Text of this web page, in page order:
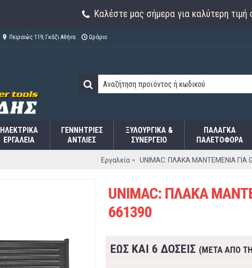
Καλέστε μας σήμερα για καλύτερη τιμή
Πειραιώς 119, Γκάζι Αθήνα Ωράριο
ΗΛΕΚΤΡΙΚΆ
ΕΡΓΑΛΕΊΑ
ΓΕΝΝΉΤΡΙΕΣ
ΑΝΤΛΊΕΣ
ΞΥΛΟΥΡΓΙΚΑ &
ΣΥΝΕΡΓΕΙΟ
ΠΑΛΆΓΚΑ
ΠΑΛΕΤΟΦΌΡΑ
Εργαλεία UNIMAC: ΠΛΑΚΑ ΜΑΝΤΕΜΕΝΙΑ ΓΙΑ
UNIMAC: ΠΛΑΚΑ
661390
ΕΩΣ ΚΑΙ 6 ΔΟΣΕΙΣ (ΜΕΤΑ ΑΠΟ